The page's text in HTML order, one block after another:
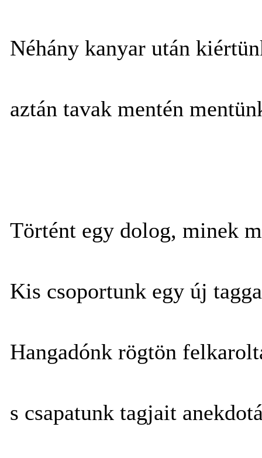
Néhány kanyar után
aztán tavak mentén
Történt egy dolog, minek
Kis csoportunk egy új
Hangadónk rögtön
s csapatunk tagjait